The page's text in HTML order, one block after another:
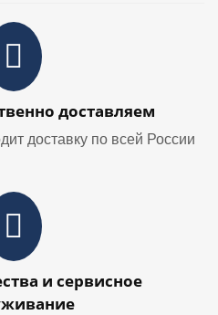
доставляем
доставку по всей России
и сервисное